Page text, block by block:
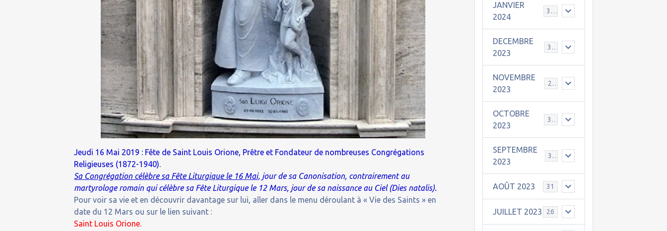
Jeudi 16 Mai 2019 : Fête de Saint Louis Orione, Prêtre et Fondateur de nombreuses Congrégations
Religieuses (1872-1940).
Sa Congrégation célèbre sa Fête Liturgique le 16 Mai, jour de sa Canonisation, contrairement au
martyrologe romain qui célèbre sa Fête Liturgique le 12 Mars, jour de sa naissance au Ciel (Dies natalis).
Pour voir sa vie et en découvrir davantage sur lui, aller dans le menu déroulant à « Vie des Saints » en
date du 12 Mars ou sur le lien suivant :
Saint Louis Orione.
JANVIER
2024
30
DECEMBRE
2023
31
NOVEMBRE
2023
24
OCTOBRE
2023
31
SEPTEMBRE
2023
30
AOÛT 2023 31
JUILLET 2023 26